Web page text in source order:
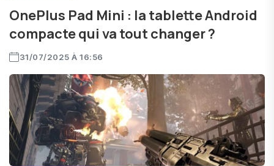
OnePlus Pad Mini : la tablette Android
compacte qui va tout changer ?
31/07/2025 À 16:56